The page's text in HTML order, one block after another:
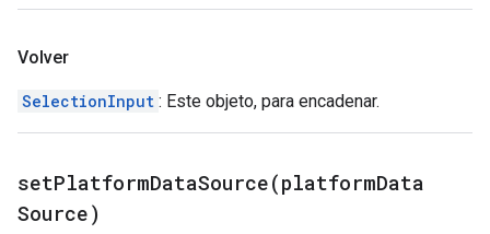
Volver
SelectionInput : Este objeto, para encadenar.
setPlatformDataSource(platformData
Source)